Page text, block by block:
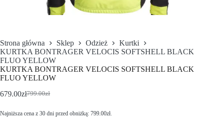
Strona główna Sklep Odzież
Kurtki
KURTKA BONTRAGER VELOCIS SOFTSHELL BLACK
FLUO YELLOW
KURTKA BONTRAGER VELOCIS SOFTSHELL BLACK
FLUO YELLOW
799.00zł
679.00zł
Najniższa cena z 30 dni przed obniżką: 799.00zł.